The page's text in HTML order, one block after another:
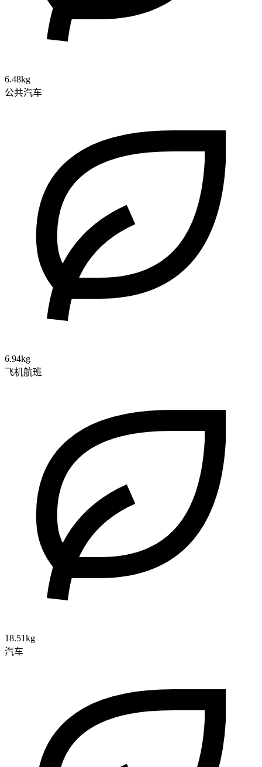
6.48kg
公共汽车
6.94kg
飞机航班
18.51kg
汽车